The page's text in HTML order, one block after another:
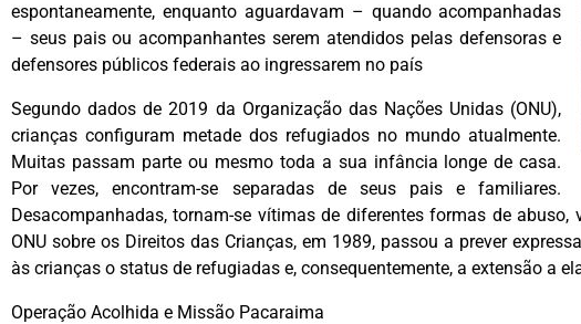
espontaneamente, enquanto aguardavam – quando acompanhadas
– seus pais ou acompanhantes serem atendidos pelas defensoras e
defensores públicos federais ao ingressarem no país
Segundo dados de 2019 da Organização das Nações Unidas (ONU),
crianças configuram metade dos refugiados no mundo atualmente.
Muitas passam parte ou mesmo toda a sua infância longe de casa.
Por vezes, encontram-se separadas de seus pais e familiares.
Desacompanhadas, tornam-se vítimas de diferentes formas de abuso,
ONU sobre os Direitos das Crianças, em 1989, passou a prever
às crianças o status de refugiadas e, consequentemente, a extensão a
Operação Acolhida e Missão Pacaraima